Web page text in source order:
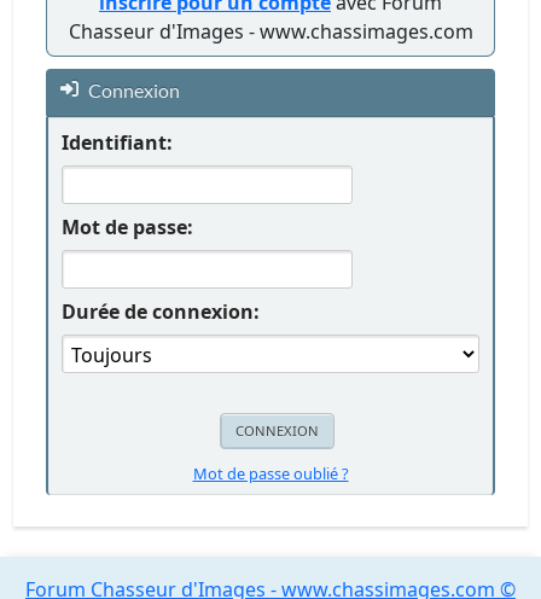
Chasseur d'Images - www.chassimages.com
Connexion
Identifiant:
Mot de passe:
Durée de connexion:
Mot de passe oublié ?
Forum Chasseur d'Images - www.chassimages.com ©